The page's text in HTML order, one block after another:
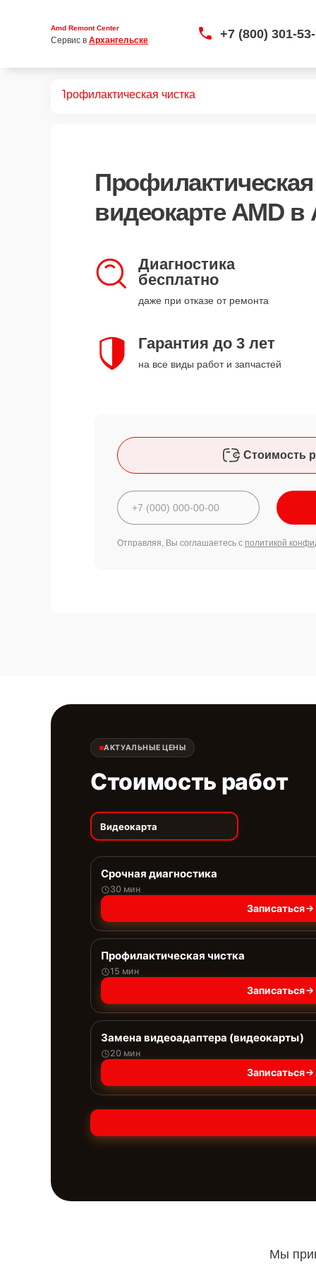
Amd Remont Center
Сервис в Архангельске +7 (800) 301-
Профилактическая чистка
Профилактическая
видеокарте AMD в
Диагностика
бесплатно
даже при отказе от ремонта
Гарантия до 3 лет
на все виды работ и запчастей
Стоимость
Отправляя, Вы соглашаетесь с политикой
АКТУАЛЬНЫЕ ЦЕНЫ
Стоимость работ
Видеокарта
Срочная диагностика
30 мин
Записаться
Профилактическая чистка
15 мин
Записаться
Замена видеоадаптера (видеокарты)
20 мин
Записаться
Мы